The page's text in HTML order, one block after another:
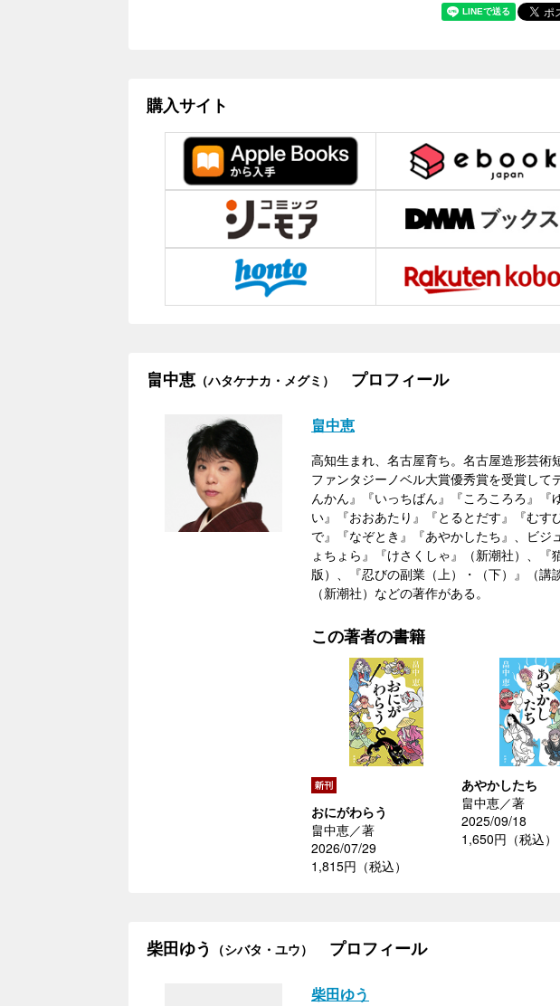
購入サイト
畠中恵 （ハタケナカ・メグミ） プロフィール
畠中恵
高知生まれ、名古屋育ち。名古屋造形芸
ファンタジーノベル大賞優秀賞を受賞し
んかん』『いっちばん』『ころころろ』
い』『おおあたり』『とるとだす』『む
で』『なぞとき』『あやかしたち』、ビ
ょちょら』『けさくしゃ』（新潮社）、
版）、『忍びの副業（上）・（下）』（講
（新潮社）などの著作がある。
この著者の書籍
おにがわらう
畠中恵／著
2026/07/29
1,815円（税込）
あやかしたち
畠中恵／著
2025/09/18
1,650円（税込）
柴田ゆう （シバタ・ユウ） プロフィール
柴田ゆう